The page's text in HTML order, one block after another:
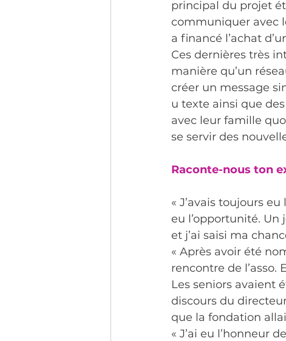
principal du projet
communiquer avec
a financé l’achat
Ces dernières très
manière qu’un
créer un message
u texte ainsi que
avec leur famille
se servir des
Raconte-nous ton
« J’avais toujours
eu l’opportunité.
et j’ai saisi ma
« Après avoir été
rencontre de
Les seniors avaient
discours du
que la fondation
« J’ai eu l’honneur